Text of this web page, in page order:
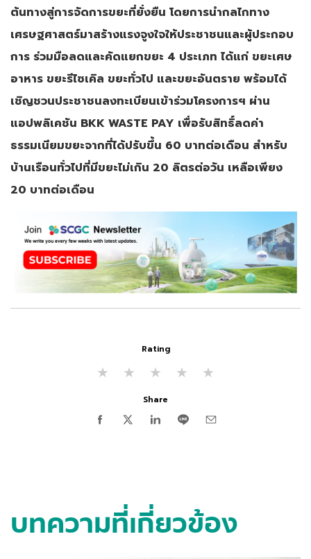
ต้นทางสู่การจัดการขยะที่ยั่งยืน โดยการนำกลไกทาง
เศรษฐศาสตร์มาสร้างแรงจูงใจให้ประชาชนและผู้ประกอบ
การ ร่วมมือลดและคัดแยกขยะ 4 ประเภท ได้แก่ ขยะเศษ
อาหาร ขยะรีไซเคิล ขยะทั่วไป และขยะอันตราย พร้อมได้
เชิญชวนประชาชนลงทะเบียนเข้าร่วมโครงการฯ ผ่าน
แอปพลิเคชัน BKK WASTE PAY เพื่อรับสิทธิ์ลดค่า
ธรรมเนียมขยะจากที่ได้ปรับขึ้น 60 บาทต่อเดือน สำหรับ
บ้านเรือนทั่วไปที่มีขยะไม่เกิน 20 ลิตรต่อวัน เหลือเพียง
20 บาทต่อเดือน
Rating
★
★
★
★
★
Share
บทความที่เกี่ยวข้อง